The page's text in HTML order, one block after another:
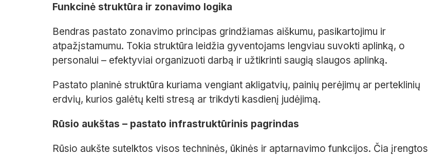
Funkcinė struktūra ir zonavimo logika
Bendras pastato zonavimo principas grindžiamas aiškumu, pasikartojimu ir
atpažįstamumu. Tokia struktūra leidžia gyventojams lengviau suvokti aplinką, o
personalui – efektyviai organizuoti darbą ir užtikrinti saugią slaugos aplinką.
Pastato planinė struktūra kuriama vengiant akligatvių, painių perėjimų ar perteklinių
erdvių, kurios galėtų kelti stresą ar trikdyti kasdienį judėjimą.
Rūsio aukštas – pastato infrastruktūrinis pagrindas
Rūsio aukšte sutelktos visos techninės, ūkinės ir aptarnavimo funkcijos. Čia įrengtos